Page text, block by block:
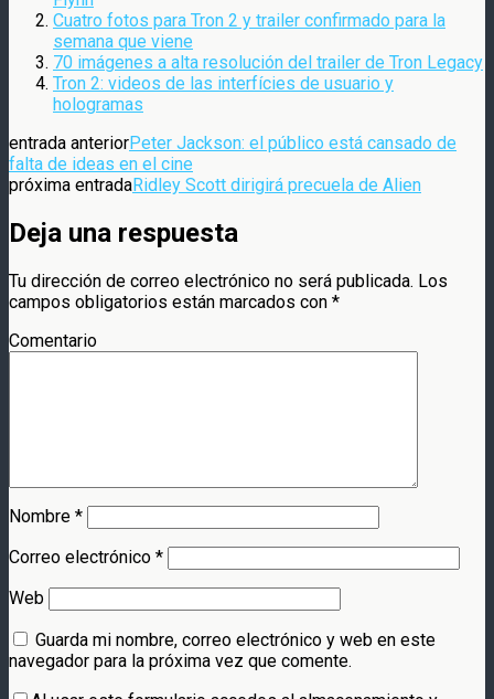
Cuatro fotos para Tron 2 y trailer confirmado para la
semana que viene
70 imágenes a alta resolución del trailer de Tron Legacy
Tron 2: videos de las interfícies de usuario y
hologramas
entrada anteriorPeter Jackson: el público está cansado de
falta de ideas en el cine
próxima entradaRidley Scott dirigirá precuela de Alien
Deja una respuesta
Tu dirección de correo electrónico no será publicada. Los
campos obligatorios están marcados con *
Comentario
Nombre *
Correo electrónico *
Web
Guarda mi nombre, correo electrónico y web en este
navegador para la próxima vez que comente.